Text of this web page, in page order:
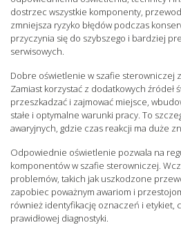
dostrzec wszystkie komponenty,
zmniejsza ryzyko błędów podczas
przyczynia się do szybszego i bardziej
serwisowych.
Dobre oświetlenie w szafie sterowniczej
Zamiast korzystać z dodatkowych źródeł
przeszkadzać i zajmować miejsce,
stałe i optymalne warunki pracy. To
awaryjnych, gdzie czas reakcji ma duże
Odpowiednie oświetlenie pozwala na
komponentów w szafie sterowniczej.
problemów, takich jak uszkodzone
zapobiec poważnym awariom i
również identyfikację oznaczeń i etykiet,
prawidłowej diagnostyki.